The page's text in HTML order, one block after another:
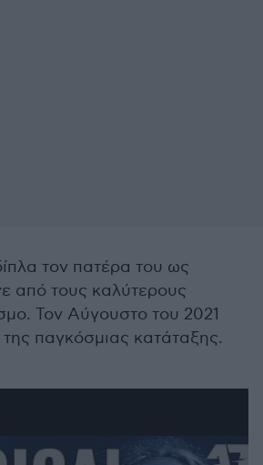
τον πατέρα του ως
από τους καλύτερους
Τον Αύγουστο του 2021
παγκόσμιας κατάταξης.